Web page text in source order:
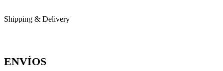
Shipping & Delivery
ENVÍOS